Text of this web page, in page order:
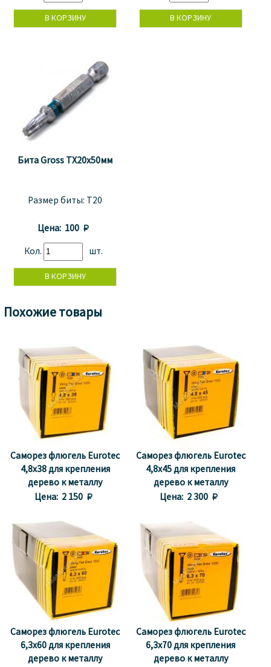
Бита Gross TX20x50мм
Размер биты: T20
Цена: 100 
Кол. шт.
Похожие товары
Саморез флюгель Eurotec
4,8x38 для крепления
дерево к металлу
Цена: 2 150 
Саморез флюгель Еurotec
4,8x45 для крепления
дерево к металлу
Цена: 2 300 
Саморез флюгель Еurotec
6,3x60 для крепления
дерево к металлу
Саморез флюгель Еurotec
6,3x70 для крепления
дерево к металлу